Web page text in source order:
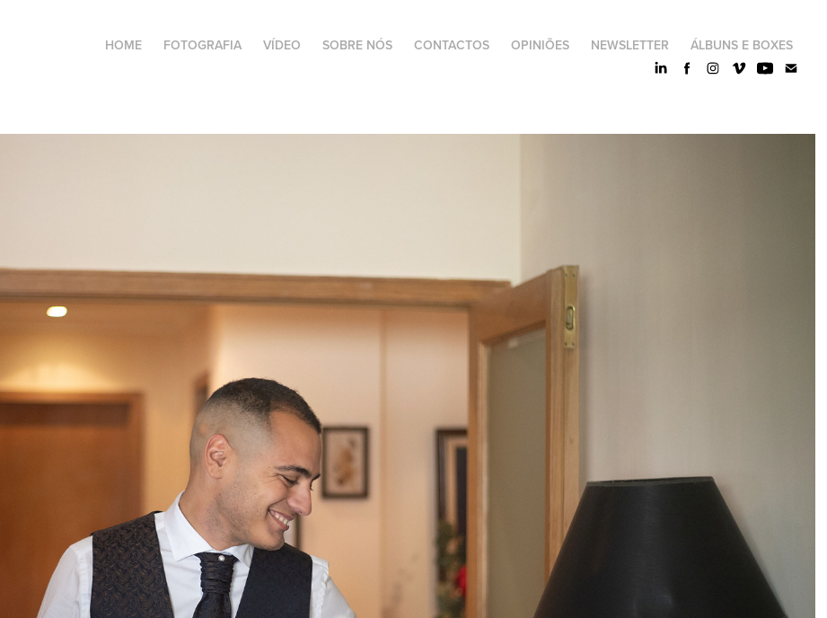
HOME FOTOGRAFIA VÍDEO SOBRE NÓS CONTACTOS OPINIÕES NEWSLETTER ÁLBUNS E BOXES